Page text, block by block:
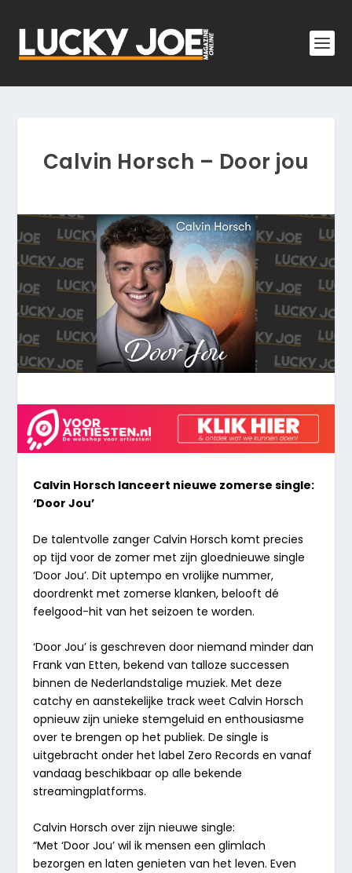
Calvin Horsch – Door jou
Calvin Horsch lanceert nieuwe zomerse single:
‘Door Jou’
De talentvolle zanger Calvin Horsch komt precies
op tijd voor de zomer met zijn gloednieuwe single
‘Door Jou’. Dit uptempo en vrolijke nummer,
doordrenkt met zomerse klanken, belooft dé
feelgood-hit van het seizoen te worden.
‘Door Jou’ is geschreven door niemand minder dan
Frank van Etten, bekend van talloze successen
binnen de Nederlandstalige muziek. Met deze
catchy en aanstekelijke track weet Calvin Horsch
opnieuw zijn unieke stemgeluid en enthousiasme
over te brengen op het publiek. De single is
uitgebracht onder het label Zero Records en vanaf
vandaag beschikbaar op alle bekende
streamingplatforms.
Calvin Horsch over zijn nieuwe single:
“Met ‘Door Jou’ wil ik mensen een glimlach
bezorgen en laten genieten van het leven. Even